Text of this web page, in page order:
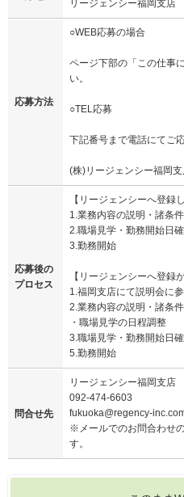
リージェンシー福岡支店
応募方法
○WEB応募の場合
ページ下部の「この仕事
い。
○TEL応募
下記番号まで電話にてご
(株)リージェンシー福岡
応募後の
プロセス
【リージェンシーへ登録
1.業務内容の説明・諸条
2.職場見学・勤務開始日
3.勤務開始
【リージェンシーへ登録
1.福岡支店にて説明会に
2.業務内容の説明・諸条
・職場見学の日程調整
3.職場見学・勤務開始日
5.勤務開始
問合せ先
リージェンシー福岡支店
092-474-6603
fukuoka@regency-
※メールでのお問合わせ
す。